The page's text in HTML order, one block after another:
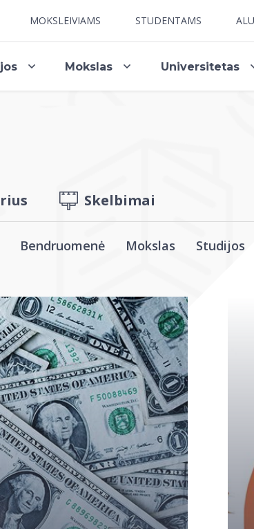
MOKSLEIVIAMS STUDENTAMS
Mokslas Universitetas
Skelbimai
Bendruomenė Mokslas Studijos